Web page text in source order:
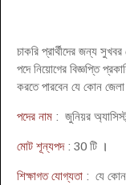
চাকরি প্রার্থীদের জন্য
পদে নিয়োগের বিজ্ঞপ্তি
করতে পারবেন যে কোন
পদের নাম : জুনিয়র
মোট শূন্যপদ: 30 টি ।
শিক্ষাগত যোগ্যতা : যে কোন